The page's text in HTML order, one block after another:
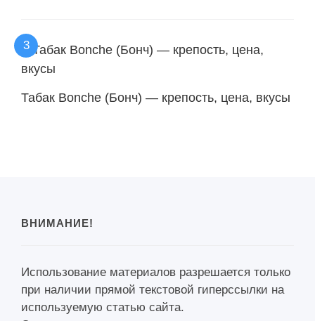
Табак Bonche (Бонч) — крепость, цена, вкусы
ВНИМАНИЕ!
Использование материалов разрешается только
при наличии прямой текстовой гиперссылки на
используемую статью сайта.